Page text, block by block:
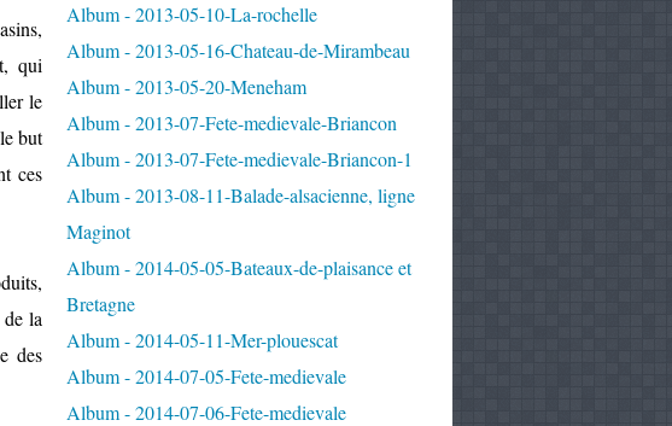
qui
le
but
ces
la
des
Album - 2013-05-10-La-rochelle
Album - 2013-05-16-Chateau-de-Mirambeau
Album - 2013-05-20-Meneham
Album - 2013-07-Fete-medievale-Briancon
Album - 2013-07-Fete-medievale-Briancon-1
Album - 2013-08-11-Balade-alsacienne, ligne
Maginot
Album - 2014-05-05-Bateaux-de-plaisance et
Bretagne
Album - 2014-05-11-Mer-plouescat
Album - 2014-07-05-Fete-medievale
Album - 2014-07-06-Fete-medievale